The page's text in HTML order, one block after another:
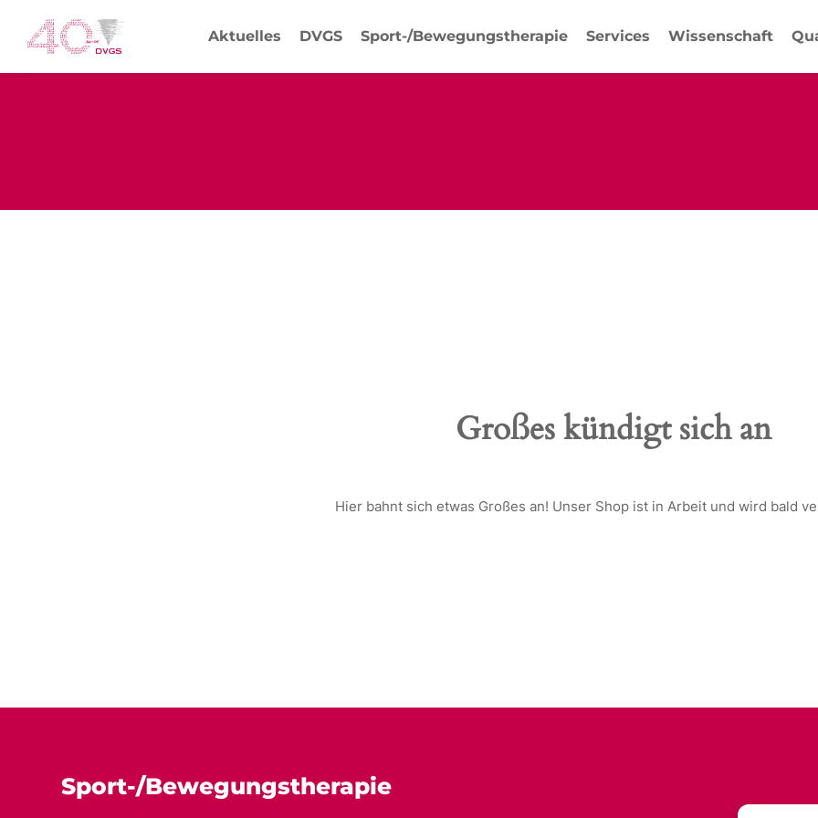
Großes kündigt sich an
Hier bahnt sich etwas Großes an! Unser Shop ist in Arbeit und wird bald
Sport-/Bewegungstherapie
Aktuelles DVGS Sport-/Bewegungstherapie Services Wissenschaft